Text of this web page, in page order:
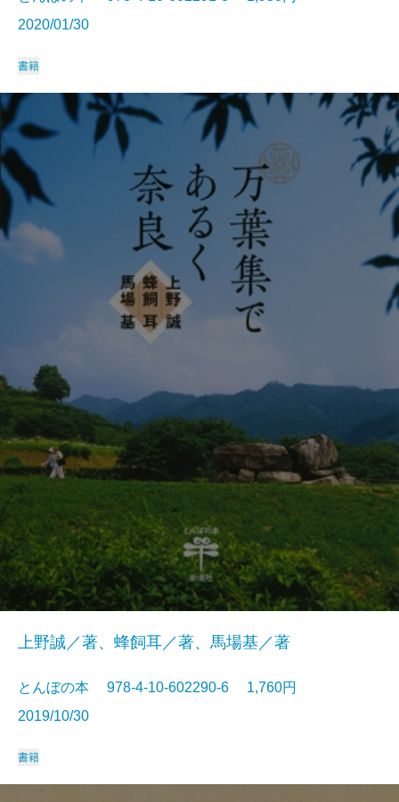
2020/01/30
書籍
上野誠／著、蜂飼耳／著、馬場基／著
とんぼの本 978-4-10-602290-6 1,760円
2019/10/30
書籍